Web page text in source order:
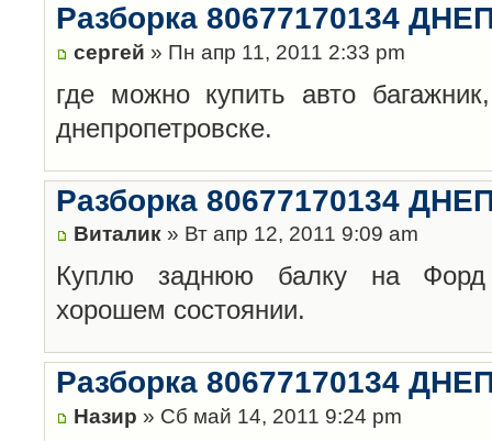
Разборка 80677170134
сергей » Пн апр 11, 2011 2:33 pm
где можно купить авто
днепропетровске.
Разборка 80677170134
Виталик » Вт апр 12, 2011 9:09 am
Куплю заднюю балку на Форд
хорошем состоянии.
Разборка 80677170134
Назир » Сб май 14, 2011 9:24 pm